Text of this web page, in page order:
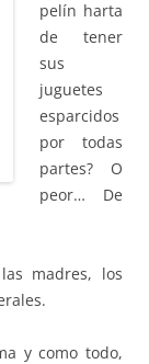
pelín harta
de tener
sus
juguetes
esparcidos
por todas
partes? O
peor… De
madres, los
y como todo,